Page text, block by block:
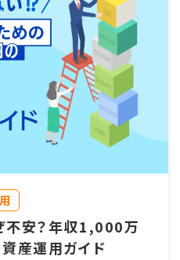
不安？年収1,000万
産運用ガイド